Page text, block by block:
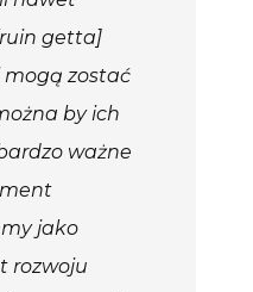
getta]
zostać
by ich
ważne
jako
rozwoju